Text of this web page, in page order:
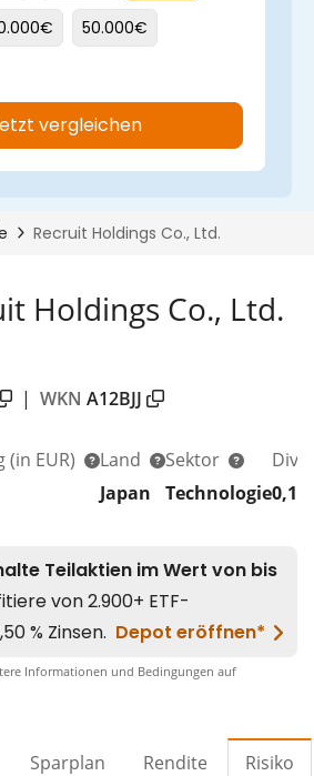
Holdings Co., Ltd.
| WKN A12BJJ
(in EUR)
Land
Japan
Sektor
Technologie
Informationen und Bedingungen auf
Sparplan Rendite Risiko